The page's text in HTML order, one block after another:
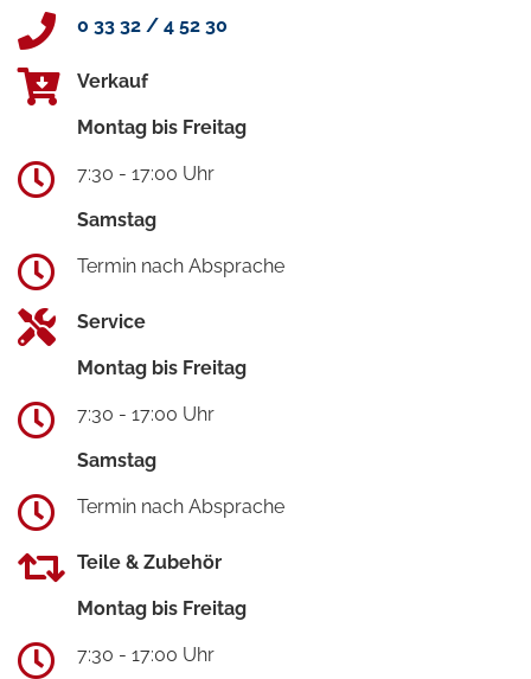
0 33 32 / 4 52 30
Verkauf
Montag bis Freitag
7:30 - 17:00 Uhr
Samstag
Termin nach Absprache
Service
Montag bis Freitag
7:30 - 17:00 Uhr
Samstag
Termin nach Absprache
Teile & Zubehör
Montag bis Freitag
7:30 - 17:00 Uhr